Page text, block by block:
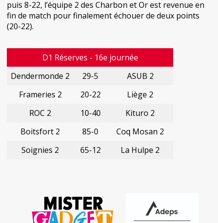
puis 8-22, l’équipe 2 des Charbon et Or est revenue en
fin de match pour finalement échouer de deux points
(20-22).
D1 Réserves - 16e journée
Dendermonde 2
29-5
ASUB 2
Frameries 2
20-22
Liège 2
ROC 2
10-40
Kituro 2
Boitsfort 2
85-0
Coq Mosan 2
Soignies 2
65-12 La Hulpe 2